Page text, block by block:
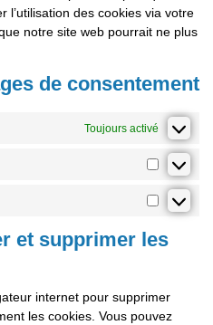
l’utilisation des cookies via votre
notre site web pourrait ne plus
de consentement
Toujours activé
et supprimer les
internet pour supprimer
les cookies. Vous pouvez